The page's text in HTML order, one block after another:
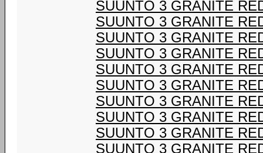
SUUNTO 3 GRANITE
SUUNTO 3 GRANITE
SUUNTO 3 GRANITE
SUUNTO 3 GRANITE
SUUNTO 3 GRANITE
SUUNTO 3 GRANITE
SUUNTO 3 GRANITE
SUUNTO 3 GRANITE
SUUNTO 3 GRANITE
SUUNTO 3 GRANITE